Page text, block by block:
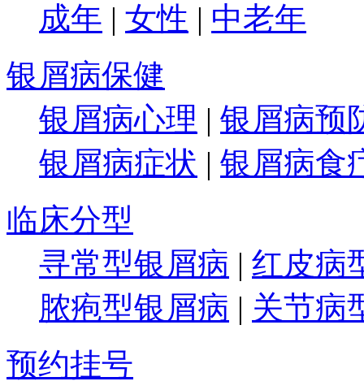
成年 | 女性 | 中老年
银屑病保健
银屑病心理 | 银屑病预
银屑病症状 | 银屑病食
临床分型
寻常型银屑病 | 红皮病
脓疱型银屑病 | 关节病
预约挂号